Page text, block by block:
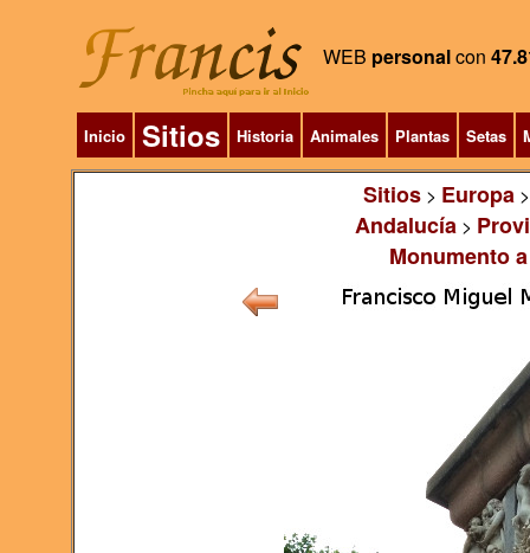
WEB personalcon
Inicio Sitios Historia Animales Plantas Setas
Sitios> Europa
Andalucía >
Monumento